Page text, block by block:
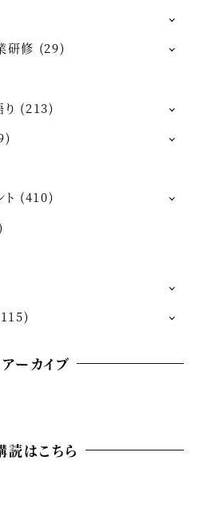
研修 (29)
(213)
(410)
アーカイブ
読はこちら